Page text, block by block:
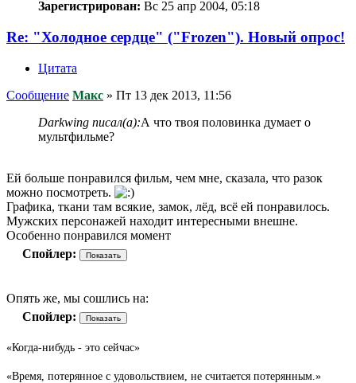
Зарегистрирован: Вс 25 апр 2004, 05:18
Re: "Холодное сердце" ("Frozen"). Новый опрос!
Цитата
Сообщение Макс » Пт 13 дек 2013, 11:56
Darkwing писал(а):А что твоя половинка думает о
мультфильме?
Ей больше понравился фильм, чем мне, сказала, что разок
можно посмотреть.
Графика, ткани там всякие, замок, лёд, всё ей понравилось.
Мужских персонажей находит интересными внешне.
Особенно понравился момент
Спойлер:
Опять же, мы сошлись на:
Спойлер:
«Когда-нибудь - это сейчас»
«Время, потерянное с удовольствием, не считается потерянным.»